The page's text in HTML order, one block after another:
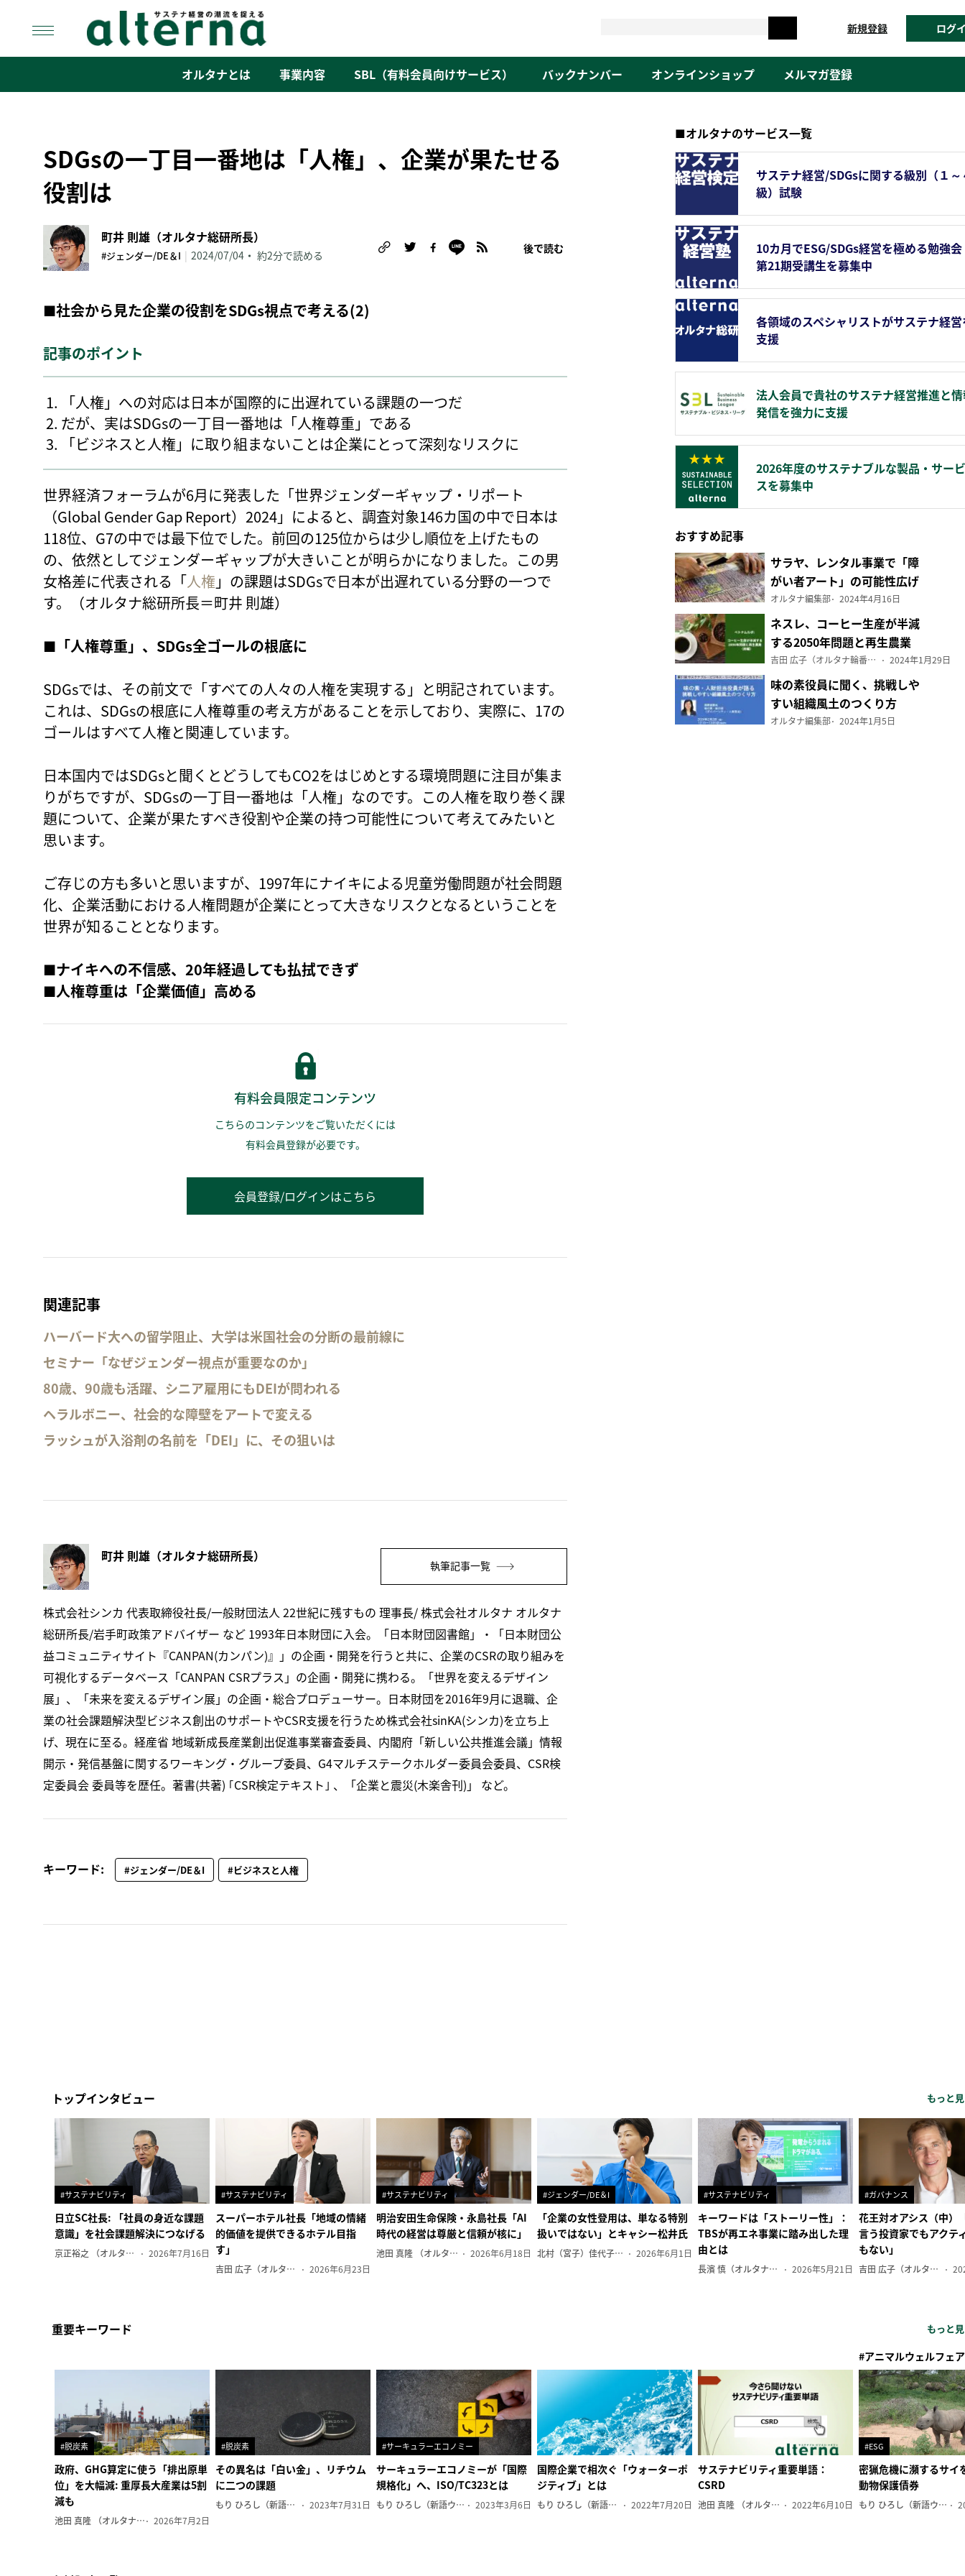
content
新規登録 ログ
オルタナとは 事業内容 SBL（有料会員向けサービス） バックナンバー オンラインショップ メルマガ登録
SDGsの一丁目一番地は「人権」、企業が果たせる
役割は
町井 則雄（オルタナ総研所長）
#ジェンダー/DE＆I | 2024/07/04 約2分で読める
後で読む
■社会から見た企業の役割をSDGs視点で考える(2)
記事のポイント
「人権」への対応は日本が国際的に出遅れている課題の一つだ
だが、実はSDGsの一丁目一番地は「人権尊重」である
「ビジネスと人権」に取り組まないことは企業にとって深刻なリスクに
世界経済フォーラムが6月に発表した「世界ジェンダーギャップ・リポート
（Global Gender Gap Report）2024」によると、調査対象146カ国の中で日本は
118位、G7の中では最下位でした。前回の125位からは少し順位を上げたもの
の、依然としてジェンダーギャップが大きいことが明らかになりました。この男
女格差に代表される「人権 」の課題はSDGsで日本が出遅れている分野の一つで
す。（オルタナ総研所長＝町井 則雄）
■ 「人権尊重」、SDGs全ゴールの根底に
SDGsでは、その前文で「すべての人々の人権を実現する」と明記されています。
これは、SDGsの根底に人権尊重の考え方があることを示しており、実際に、17の
ゴールはすべて人権と関連しています。
日本国内ではSDGsと聞くとどうしてもCO2をはじめとする環境問題に注目が集ま
りがちですが、SDGsの一丁目一番地は「人権」なのです。この人権を取り巻く課
題について、企業が果たすべき役割や企業の持つ可能性について考えてみたいと
思います。
ご存じの方も多いと思いますが、1997年にナイキによる児童労働問題が社会問題
化、企業活動における人権問題が企業にとって大きなリスクとなるということを
世界が知ることとなります。
■ナイキへの不信感、20年経過しても払拭できず
■人権尊重は「企業価値」高める
有料会員限定コンテンツ
こちらのコンテンツをご覧いただくには
有料会員登録が必要です。
会員登録/ログインはこちら
関連記事
ハーバード大への留学阻止、大学は米国社会の分断の最前線に
セミナー「なぜジェンダー視点が重要なのか」
80歳、90歳も活躍、シニア雇用にもDEIが問われる
ヘラルボニー、社会的な障壁をアートで変える
ラッシュが入浴剤の名前を「DEI」に、その狙いは
町井 則雄（オルタナ総研所長）
執筆記事一覧
株式会社シンカ 代表取締役社長/一般財団法人 22世紀に残すもの 理事長/ 株式会社オルタナ オルタナ
総研所長/岩手町政策アドバイザー など 1993年日本財団に入会。「日本財団図書館」・「日本財団公
益コミュニティサイト『CANPAN(カンパン)』」の企画・開発を行うと共に、企業のCSRの取り組みを
可視化するデータベース「CANPAN CSRプラス」の企画・開発に携わる。「世界を変えるデザイン
展」、「未来を変えるデザイン展」の企画・総合プロデューサー。日本財団を2016年9月に退職、企
業の社会課題解決型ビジネス創出のサポートやCSR支援を行うため株式会社sinKA(シンカ)を立ち上
げ、現在に至る。経産省 地域新成長産業創出促進事業審査委員、内閣府「新しい公共推進会議」情報
開示・発信基盤に関するワーキング・グループ委員、G4マルチステークホルダー委員会委員、CSR検
定委員会 委員等を歴任。著書(共著) ｢CSR検定テキスト｣ 、「企業と震災(木楽舎刊)」 など。
キーワード: #ジェンダー/DE＆I #ビジネスと人権
■オルタナのサービス一覧
サステナ経営/SDGsに関する級別（１～
級）試験
10カ月でESG/SDGs経営を極める勉強
第21期受講生を募集中
各領域のスペシャリストがサステナ経
支援
法人会員で貴社のサステナ経営推進と
発信を強力に支援
2026年度のサステナブルな製品・サービ
スを募集中
おすすめ記事
サラヤ、レンタル事業で「障
がい者アート」の可能性広げ
る
オルタナ編集部 2024年4月16日
ネスレ、コーヒー生産が半減
する2050年問題と再生農業
（前編）
吉田 広子（オルタナ輪番編集長） 2024年1月29日
味の素役員に聞く、挑戦しや
すい組織風土のつくり方
オルタナ編集部 2024年1月5日
トップインタビュー もっと
#サステナビリティ
日立SC社長: 「社員の身近な課題
意識」を社会課題解決につなげる
京正裕之 （オルタナ副編集長） 2026年7月16日
#サステナビリティ
スーパーホテル社長「地域の情緒
的価値を提供できるホテル目指
す」
吉田 広子（オルタナ輪番編集長） 2026年6月23日
#サステナビリティ
明治安田生命保険・永島社長「AI
時代の経営は尊厳と信頼が核に」
池田 真隆 （オルタナ輪番編集長） 2026年6月18日
#ジェンダー/DE＆I
「企業の女性登用は、単なる特別
扱いではない」とキャシー松井氏
北村（宮子）佳代子（オルタナ輪番編集長） 2026年6月1日
#サステナビリティ
キーワードは「ストーリー性」：
TBSが再エネ事業に踏み出した理
由とは
長濱 慎（オルタナ副編集長） 2026年5月21日
#ガバナンス
花王対オアシス（中）
言う投資家でもアクテ
もない」
吉田 広子（オルタナ輪番編集長）
重要キーワード もっと
#脱炭素
政府、GHG算定に使う「排出原単
位」を大幅減: 重厚長大産業は5割
減も
池田 真隆 （オルタナ輪番編集長） 2026年7月2日
#脱炭素
その異名は「白い金」、リチウム
に二つの課題
もり ひろし（新語ウォッチャー） 2023年7月31日
#サーキュラーエコノミー
サーキュラーエコノミーが「国際
規格化」へ、ISO/TC323とは
もり ひろし（新語ウォッチャー） 2023年3月6日
国際企業で相次ぐ「ウォーターポ
ジティブ」とは
もり ひろし（新語ウォッチャー） 2022年7月20日
サステナビリティ重要単語：
CSRD
池田 真隆 （オルタナ輪番編集長） 2022年6月10日
#アニマルウェルフェア
#ESG
密猟危機に瀕するサイ
動物保護債券
もり ひろし（新語ウォッチャー）